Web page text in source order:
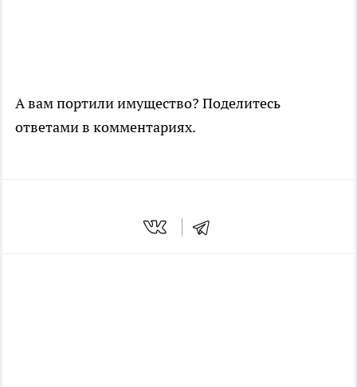
А вам портили имущество? Поделитесь
ответами в комментариях.